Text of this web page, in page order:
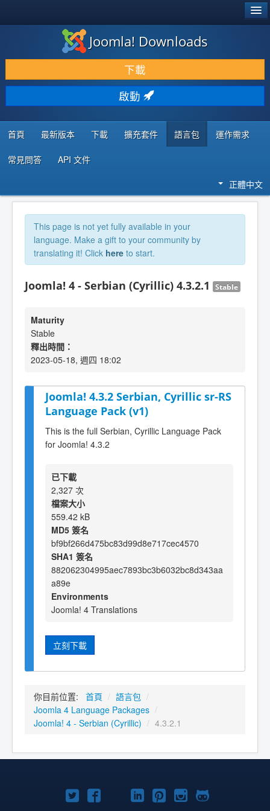
下載 & 擴充
發現 & 學習
社群 & 支援
程式者資源
Joomla! Downloads
下載
啟動
首頁 最新版本 下載 擴充套件 語言包 運作需求
常見問答 API 文件
正體中文
This page is not yet fully available in your
language. Make a gift to your community by
translating it! Click here to start.
Joomla! 4 - Serbian (Cyrillic) 4.3.2.1 Stable
Maturity
Stable
釋出時間：
2023-05-18, 週四 18:02
Joomla! 4.3.2 Serbian, Cyrillic sr-RS
Language Pack (v1)
This is the full Serbian, Cyrillic Language Pack
for Joomla! 4.3.2
已下載
2,327 次
檔案大小
559.42 kB
MD5 簽名
bf9bf266d475bc83d99d8e717cec4570
SHA1 簽名
882062304995aec7893bc3b6032bc8d343aa
a89e
Environments
Joomla! 4 Translations
立刻下載
你目前位置: 首頁 / 語言包 /
Joomla 4 Language Packages /
Joomla! 4 - Serbian (Cyrillic) / 4.3.2.1
TwitterFacebookYouTube
Linkedln
Pinterest
Instagram
GitHub